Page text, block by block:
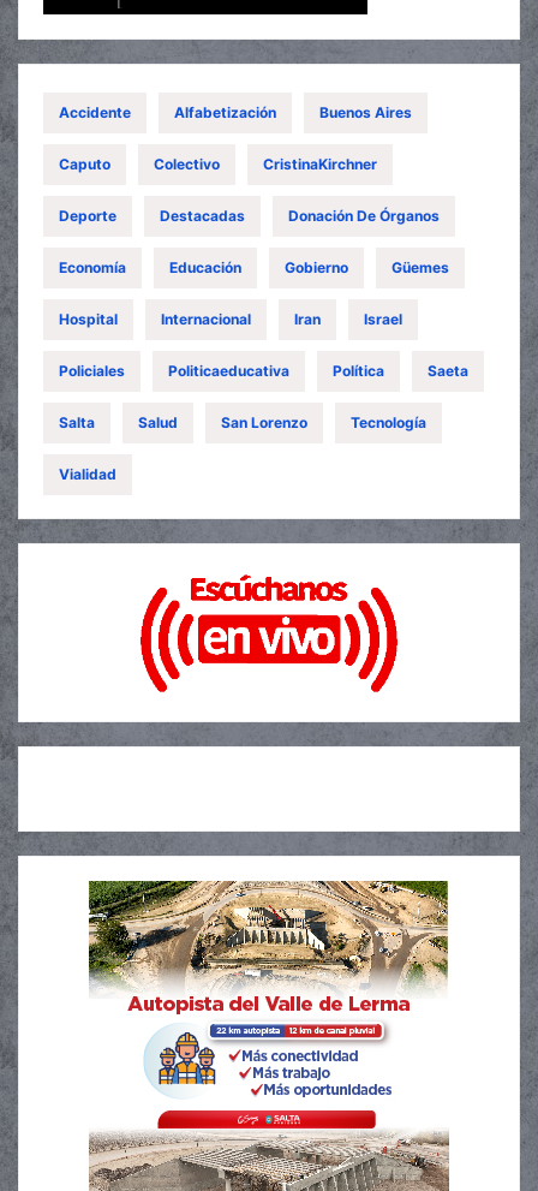
Accidente Alfabetización Buenos Aires
Caputo Colectivo CristinaKirchner
Deporte Destacadas Donación De Órganos
Economía Educación Gobierno Güemes
Hospital Internacional Iran Israel
Policiales Politicaeducativa Política Saeta
Salta Salud San Lorenzo Tecnología
Vialidad